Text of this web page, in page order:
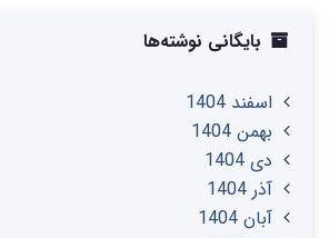
بایگانی نوشته‌ها
اسفند 1404
بهمن 1404
دی 1404
آذر 1404
آبان 1404